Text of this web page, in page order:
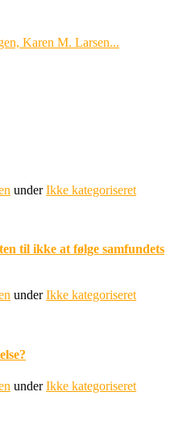
Karen M. Larsen...
underIkke kategoriseret
til ikke at følge samfundets
underIkke kategoriseret
underIkke kategoriseret